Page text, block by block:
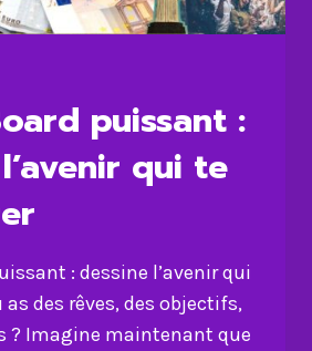
puissant :
qui te
: dessine l’avenir qui
des rêves, des objectifs,
? Imagine maintenant que